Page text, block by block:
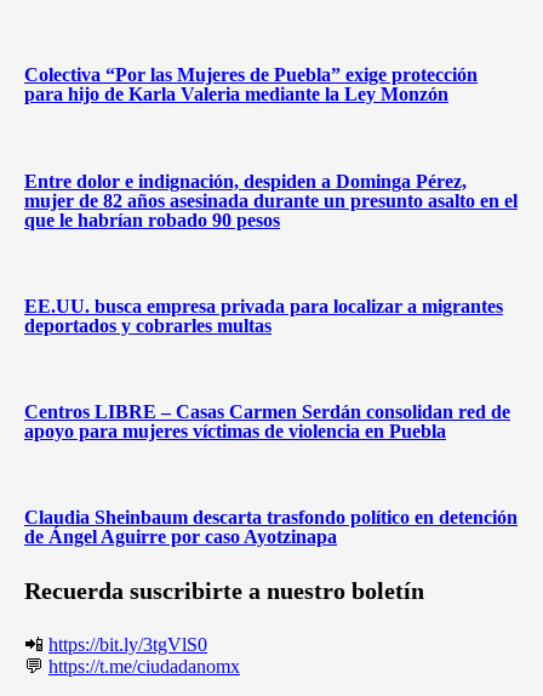
Colectiva “Por las Mujeres de Puebla” exige protección
para hijo de Karla Valeria mediante la Ley Monzón
Entre dolor e indignación, despiden a Dominga Pérez,
mujer de 82 años asesinada durante un presunto asalto en el
que le habrían robado 90 pesos
EE.UU. busca empresa privada para localizar a migrantes
deportados y cobrarles multas
Centros LIBRE – Casas Carmen Serdán consolidan red de
apoyo para mujeres víctimas de violencia en Puebla
Claudia Sheinbaum descarta trasfondo político en detención
de Ángel Aguirre por caso Ayotzinapa
Recuerda suscribirte a nuestro boletín
📲 https://bit.ly/3tgVlS0
💬 https://t.me/ciudadanomx